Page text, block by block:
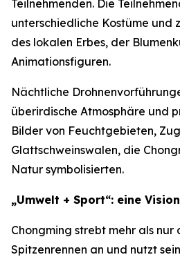
Teilnehmenden. Die
unterschiedliche Kostüme und
des lokalen Erbes, der
Animationsfiguren.
Nächtliche
überirdische Atmosphäre und
Bilder von Feuchtgebieten,
Glattschweinswalen, die
Natur symbolisierten.
„Umwelt + Sport“: eine
Chongming strebt mehr als nur
Spitzenrennen an und nutzt